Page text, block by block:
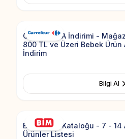
CarrefourSA İndirimi -
800 TL ve Üzeri Bebek Ürün
İndirim
Bilgi Al
Bim Aktüel Kataloğu - 7 -
Ürünler Listesi